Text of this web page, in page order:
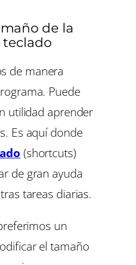
de la
teclado
de manera
Puede
utilidad aprender
Es aquí donde
(shortcuts)
de gran ayuda
tareas diarias.
un
el tamaño